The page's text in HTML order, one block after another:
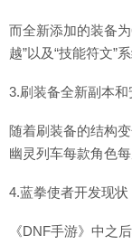
而全新添加的装备
越”以及“技能符文”系
3.刷装备全新副本和
随着刷装备的结构
幽灵列车每款角色
4.蓝拳使者开发现
《DNF手游》中之